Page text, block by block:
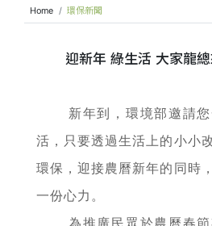
Home 環保新聞
迎新年 綠生活 大家龍
新年到，環境部邀請
活，只要透過生活上的小小
環保，迎接農曆新年的同時
一份心力。
為推廣民眾於農曆春